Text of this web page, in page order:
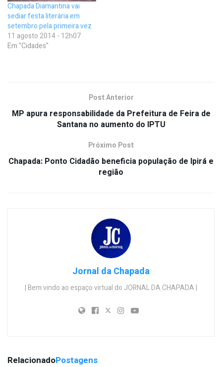
Chapada Diamantina vai
sediar festa literária em
setembro pela primeira vez
11 agosto 2014 - 12h07
Em "Cidades"
Post Anterior
MP apura responsabilidade da Prefeitura de Feira de
Santana no aumento do IPTU
Próximo Post
Chapada: Ponto Cidadão beneficia população de Ipirá e
região
Jornal da Chapada
| Bem vindo ao espaço virtual do JORNAL DA CHAPADA |
RelacionadoPostagens